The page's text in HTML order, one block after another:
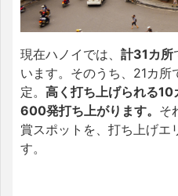
現在ハノイでは、 計31カ所
います。そのうち、21カ
定。 高く打ち上げられる
600発打ち上がります。 そ
賞スポットを、打ち上げエ
す。